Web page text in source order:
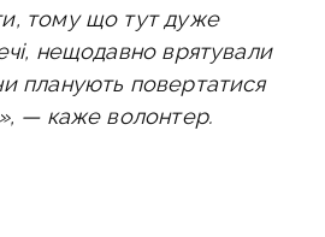
тому що тут дуже
нещодавно врятували
планують повертатися
— каже волонтер.